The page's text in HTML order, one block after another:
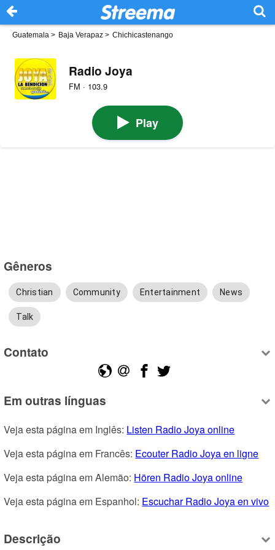
Guatemala > Baja Verapaz > Chichicastenango
Radio Joya
FM · 103.9
Play
Gêneros
Christian Community Entertainment News
Talk
Contato
Em outras línguas
Veja esta página em Inglês: Listen Radio Joya online
Veja esta página em Francês: Ecouter Radio Joya en ligne
Veja esta página em Alemão: Hören Radio Joya online
Veja esta página em Espanhol: Escuchar Radio Joya en vivo
Descrição